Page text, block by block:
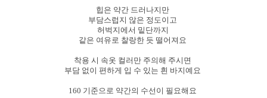
힙은 약간 드러나지만
부담스럽지 않은 정도이고
허벅지에서 밑단까지
같은 여유로 찰랑한 듯 떨어져요
착용 시 속옷 컬러만 주의해 주시면
부담 없이 편하게 입 수 있는 흰 바지예요
160 기준으로 약간의 수선이 필요해요